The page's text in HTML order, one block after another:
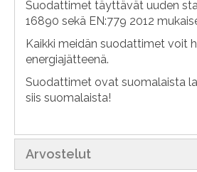
Suodattimet täyttävät uuden
16890 sekä EN:779 2012
Kaikki meidän suodattimet voit
energiajätteenä.
Suodattimet ovat suomalaista
siis suomalaista!
Arvostelut